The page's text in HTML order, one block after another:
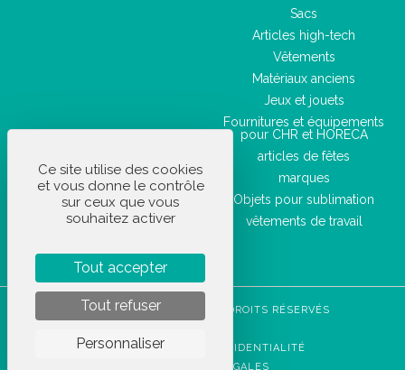
Sacs
Articles high-tech
Vêtements
Matériaux anciens
Jeux et jouets
Fournitures et équipements
pour CHR et HORECA
articles de fêtes
marques
Objets pour sublimation
vêtements de travail
STOCKETIK © 2023 - TOUS DROITS RÉSERVÉS
POLITIQUE DE CONFIDENTIALITÉ
MENTIONS LÉGALES
Ce site utilise des cookies
et vous donne le contrôle
sur ceux que vous
souhaitez activer
Tout accepter
Tout refuser
Personnaliser